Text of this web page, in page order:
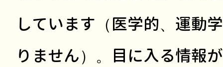
しています（医学的、運動
りません）。目に入る情報